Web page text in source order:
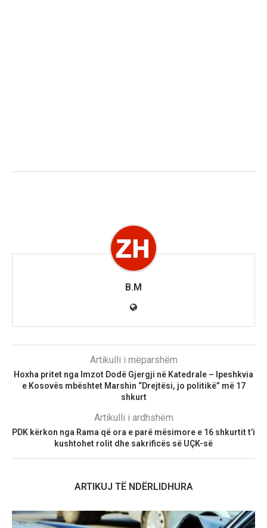
B.M
Artikulli i mëparshëm
Hoxha pritet nga Imzot Dodë Gjergji në Katedrale – Ipeshkvia
e Kosovës mbështet Marshin “Drejtësi, jo politikë” më 17
shkurt
Artikulli i ardhshëm
PDK kërkon nga Rama që ora e parë mësimore e 16 shkurtit t’i
kushtohet rolit dhe sakrificës së UÇK-së
ARTIKUJ TË NDËRLIDHURA